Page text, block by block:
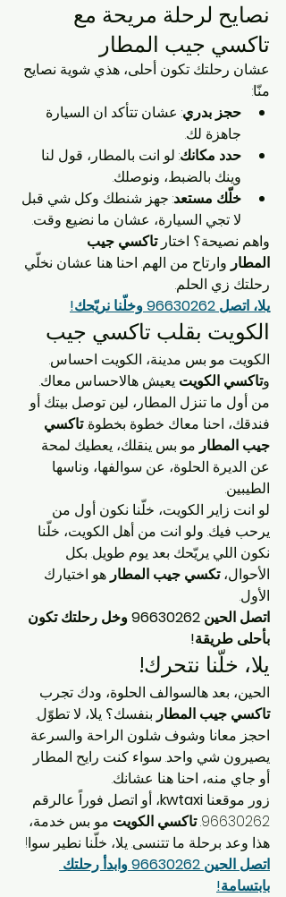
نصايح لرحلة مريحة مع
تاكسي جيب المطار
عشان رحلتك تكون أحلى، هذي شوية نصايح
منّا:
حجز بدري: عشان تتأكد ان السيارة
جاهزة لك.
حدد مكانك: لو انت بالمطار، قول لنا
وينك بالضبط، ونوصلك.
خلّك مستعد: جهز شنطك وكل شي قبل
لا تجي السيارة، عشان ما نضيع وقت.
واهم نصيحة؟ اختار تاكسي جيب
المطار وارتاح من الهم. احنا هنا عشان نخلّي
رحلتك زي الحلم.
يلا، اتصل 96630262 وخلّنا نريّحك!
الكويت بقلب تاكسي جيب
الكويت مو بس مدينة، الكويت احساس.
وتاكسي الكويت يعيش هالاحساس معاك.
من أول ما تنزل المطار، لين توصل بيتك أو
فندقك، احنا معاك خطوة بخطوة. تاكسي
جيب المطار مو بس ينقلك، يعطيك لمحة
عن الديرة الحلوة، عن سوالفها، وناسها
الطيبين.
لو انت زاير الكويت، خلّنا نكون أول من
يرحب فيك. ولو انت من أهل الكويت، خلّنا
نكون اللي يريّحك بعد يوم طويل. بكل
الأحوال، تكسي جيب المطار هو اختيارك
الأول.
اتصل الحين 96630262 وخل رحلتك تكون
بأحلى طريقة!
يلا، خلّنا نتحرك!
الحين، بعد هالسوالف الحلوة، ودك تجرب
تاكسي جيب المطار بنفسك؟ يلا، لا تطوّل.
احجز معانا وشوف شلون الراحة والسرعة
يصيرون شي واحد. سواء كنت رايح المطار
أو جاي منه، احنا هنا عشانك.
زور موقعنا kwtaxi، أو اتصل فوراً عالرقم
96630262. تاكسي الكويت مو بس خدمة،
هذا وعد برحلة ما تتنسى. يلا، خلّنا نطير سوا!
اتصل الحين 96630262 وابدأ رحلتك
بابتسامة!